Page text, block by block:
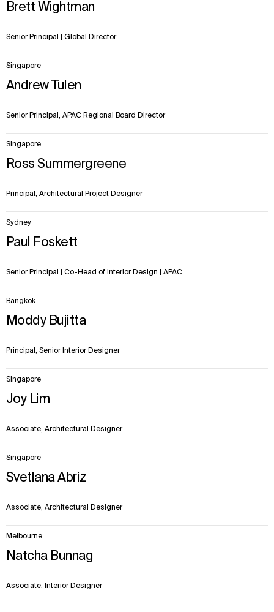
Brett Wightman
Senior Principal | Global Director
Andrew Tulen
Senior Principal, APAC Regional Board Director
Singapore
Ross Summergreene
Principal, Architectural Project Designer
Singapore
Paul Foskett
Senior Principal | Co-Head of Interior Design | APAC
Sydney
Moddy Bujitta
Principal, Senior Interior Designer
Bangkok
Joy Lim
Associate, Architectural Designer
Singapore
Svetlana Abriz
Associate, Architectural Designer
Singapore
Natcha Bunnag
Associate, Interior Designer
Melbourne